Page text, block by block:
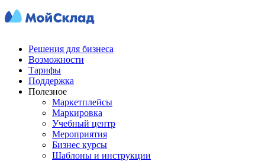
Решения для бизнеса
Возможности
Тарифы
Поддержка
Полезное
Маркетплейсы
Маркировка
Учебный центр
Мероприятия
Бизнес курсы
Шаблоны и инструкции